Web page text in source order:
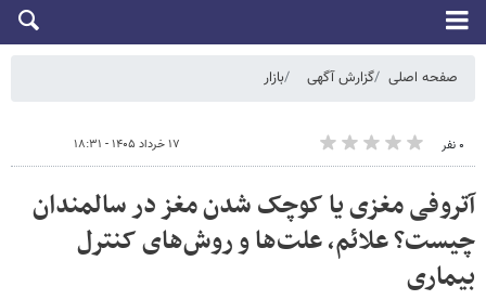
صفحه اصلی گزارش آگهی بازار
۰ نفر ۱۷ خرداد ۱۴۰۵ - ۱۸:۳۱
آتروفی مغزی یا کوچک شدن مغز در سالمندان
چیست؟ علائم، علت‌ها و روش‌های کنترل
بیماری